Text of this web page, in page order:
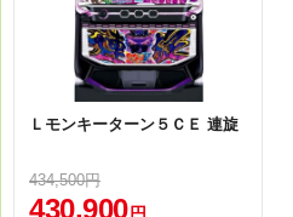
Ｌモンキーターン５ＣＥ 連旋
434,500円
430,900 円